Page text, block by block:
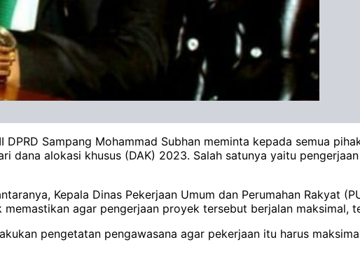
DPRD Sampang Mohammad Subhan meminta kepada semua
dana alokasi khusus (DAK) 2023. Salah satunya yaitu
Kepala Dinas Pekerjaan Umum dan Perumahan Rakyat
memastikan agar pengerjaan proyek tersebut berjalan maksimal,
pengetatan pengawasana agar pekerjaan itu harus